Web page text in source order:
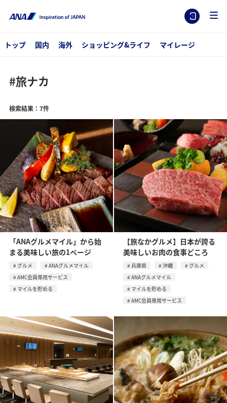
トップ 国内 海外 ショッピング&ライフ マイレージ
#旅ナカ
検索結果：7件
「ANAグルメマイル」から始
まる美味しい旅の1ページ
グルメ
ANAグルメマイル
AMC会員専用サービス
マイルを貯める
【旅なかグルメ】日本が誇る
美味しいお肉の食事どころ
兵庫県 沖縄
グルメ
ANAグルメマイル
マイルを貯める
AMC会員専用サービス